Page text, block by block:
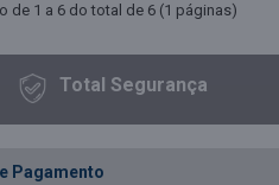
de 1 a 6 do total de 6 (1 páginas)
TotalSegurança
Pagamento